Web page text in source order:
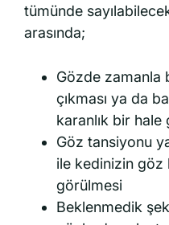
tümünde
arasında;
Gözde zamanla
çıkması ya da
karanlık bir hale
Göz tansiyonu
ile kedinizin göz
görülmesi
Beklenmedik